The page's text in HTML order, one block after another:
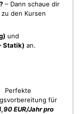
– Dann schaue dir
den Kursen
und
Statik) an.
Perfekte
für
EUR/Jahr pro